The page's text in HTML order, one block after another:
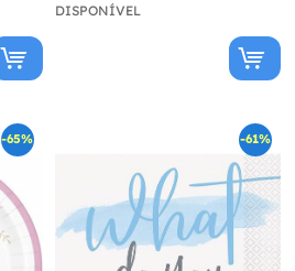
DISPONÍVEL
-65% -61%